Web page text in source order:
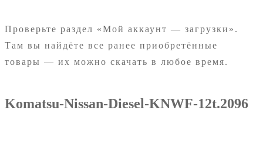
Проверьте раздел «Мой аккаунт — загрузки».
Там вы найдёте все ранее приобретённые
товары — их можно скачать в любое время.
Komatsu-Nissan-Diesel-KNWF-12t.2096